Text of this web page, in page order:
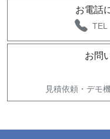
お電話
TEL
お問
見積依頼・ デモ